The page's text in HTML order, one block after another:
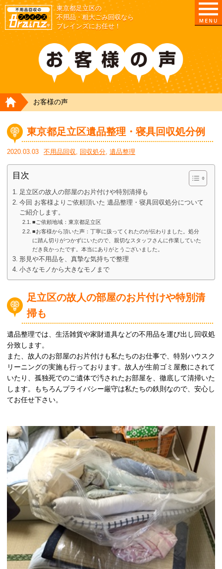
東京都足立区の
不用品・粗大ごみ回収なら
ブレインズにお任せ！
HOME
お客様の声
東京都足立区遺品整理・寝具回収処分例
2020.03.03 不用品回収, 回収処分, 遺品整理
目次
足立区の故人の部屋のお片付けや特別清掃も
今回 お客様よりご依頼頂いた 遺品整理・寝具回収処分について
ご紹介します。
■ご依頼地域：東京都足立区
■お客様から頂いた声：丁寧に扱ってくれたのが伝わりました。処分
に踏ん切りがつかずにいたので、親切なスタッフさんに作業していた
だき良かったです。本当にありがとうございました。
形見や不用品を、真摯な気持ちで整理
小さなモノから大きなモノまで
足立区の故人の部屋のお片付けや特別清
掃も
遺品整理では、生活雑貨や家財道具などの不用品を運び出し回収処
分致します。
また、故人のお部屋のお片付けも私たちのお仕事で、特別ハウスク
リーニングの実施も行っております。故人が生前ゴミ屋敷にされて
いたり、孤独死でのご遺体で汚されたお部屋を、徹底して清掃いた
します。もちろんプライバシー厳守は私たちの鉄則なので、安心し
てお任せ下さい。